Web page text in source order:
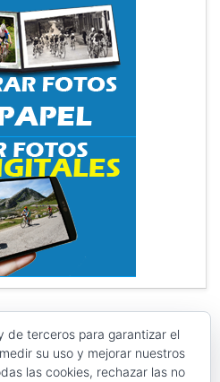
Search
de terceros para garantizar el
su uso y mejorar nuestros
las cookies, rechazar las no